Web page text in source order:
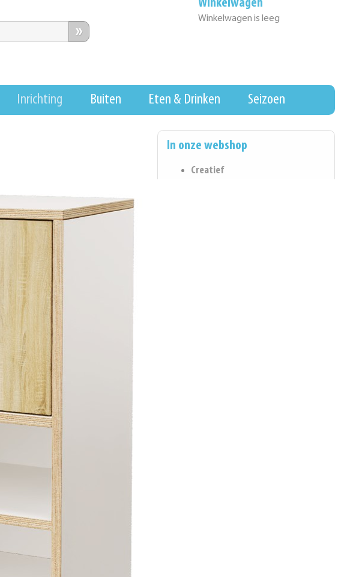
Winkelwagen
Winkelwagen is leeg
»
Inrichting Buiten Eten & Drinken Seizoen
In onze webshop
Creatief